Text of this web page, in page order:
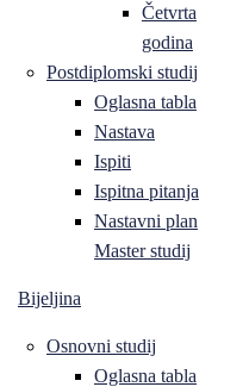
Četvrta
godina
Postdiplomski studij
Oglasna tabla
Nastava
Ispiti
Ispitna pitanja
Nastavni plan
Master studij
Bijeljina
Osnovni studij
Oglasna tabla